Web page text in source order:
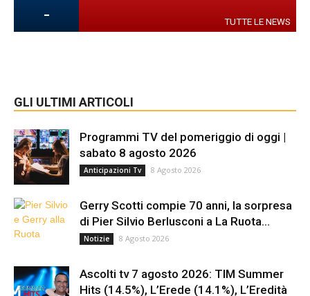
- TUTTE LE NEWS
GLI ULTIMI ARTICOLI
Programmi TV del pomeriggio di oggi |
sabato 8 agosto 2026
Anticipazioni Tv 8 Agosto 2026
Gerry Scotti compie 70 anni, la sorpresa
di Pier Silvio Berlusconi a La Ruota...
Notizie 8 Agosto 2026
Ascolti tv 7 agosto 2026: TIM Summer
Hits (14.5%), L’Erede (14.1%), L’Eredità